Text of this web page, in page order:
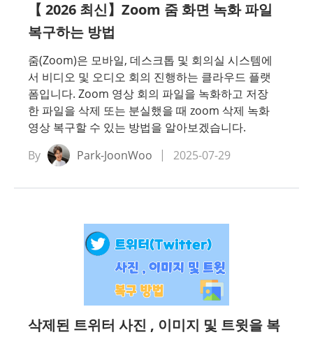
【 2026 최신】Zoom 줌 화면 녹화 파일
복구하는 방법
줌(Zoom)은 모바일, 데스크톱 및 회의실 시스템에
서 비디오 및 오디오 회의 진행하는 클라우드 플랫
폼입니다. Zoom 영상 회의 파일을 녹화하고 저장
한 파일을 삭제 또는 분실했을 때 zoom 삭제 녹화
영상 복구할 수 있는 방법을 알아보겠습니다.
By
Park-JoonWoo 2025-07-29
삭제된 트위터 사진 , 이미지 및 트윗을 복